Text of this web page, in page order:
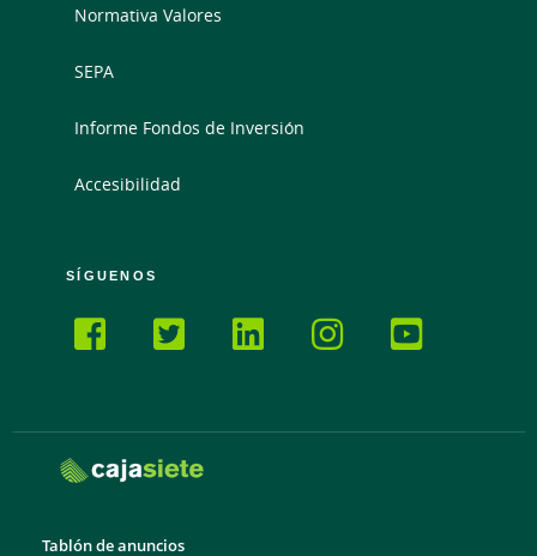
Normativa Valores
SEPA
Informe Fondos de Inversión
Accesibilidad
SÍGUENOS
Tablón de anuncios